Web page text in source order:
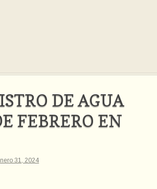
DE AGUA
FEBRERO EN
31, 2024